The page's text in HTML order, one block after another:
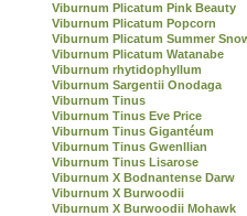
Viburnum Plicatum Pink Beauty
Viburnum Plicatum Popcorn
Viburnum Plicatum Summer
Viburnum Plicatum Watanabe
Viburnum rhytidophyllum
Viburnum Sargentii Onodaga
Viburnum Tinus
Viburnum Tinus Eve Price
Viburnum Tinus Gigantéum
Viburnum Tinus Gwenllian
Viburnum Tinus Lisarose
Viburnum X Bodnantense Darw
Viburnum X Burwoodii
Viburnum X Burwoodii Mohawk